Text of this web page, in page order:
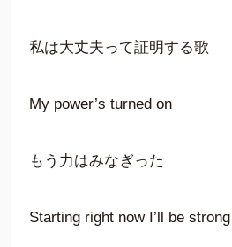
私は大丈夫って証明する歌
My power’s turned on
もう力はみなぎった
Starting right now I’ll be